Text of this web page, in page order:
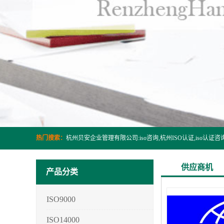
热门搜索：
产品分类
ISO9000
ISO14000
供应商机